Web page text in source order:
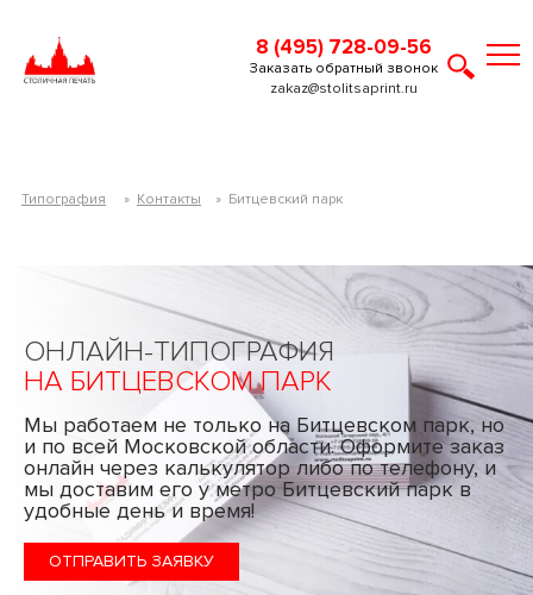
8 (495) 728-09-56
zakaz@stolitsaprint.ru
Заказать обратный звонок
Типография » Контакты » Битцевский парк
ОНЛАЙН-ТИПОГРАФИЯ
НА БИТЦЕВСКОМ ПАРК
Мы работаем не только на Битцевском парк, но
и по всей Московской области. Оформите заказ
онлайн через калькулятор либо по телефону, и
мы доставим его у метро Битцевский парк в
удобные день и время!
ОТПРАВИТЬ ЗАЯВКУ